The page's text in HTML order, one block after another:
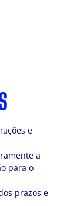
e
a
para o
prazos e